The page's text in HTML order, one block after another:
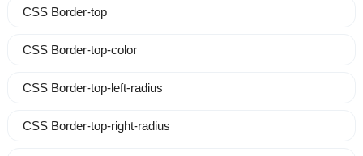
CSS Border-top
CSS Border-top-color
CSS Border-top-left-radius
CSS Border-top-right-radius